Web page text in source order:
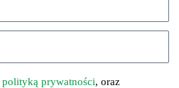
UNCATEGORIZED
polityką prywatności, oraz